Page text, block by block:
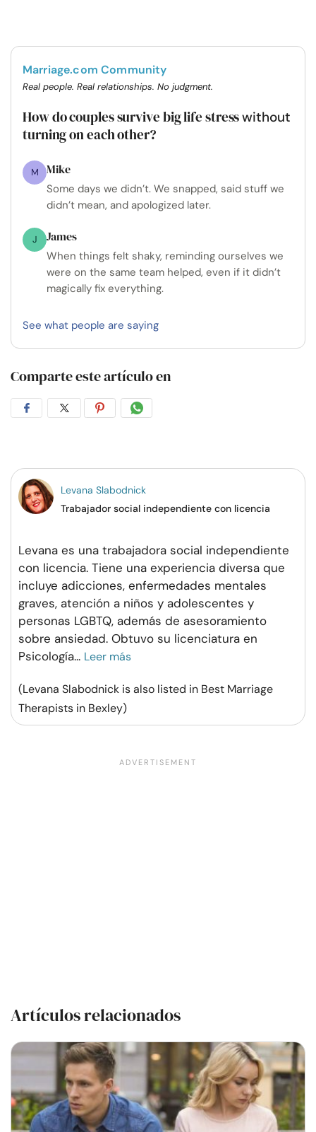
Marriage.com Community
Real people. Real relationships. No judgment.
How do couples survive big life stresswithout
turning on each other?
M Mike
Some days we didn’t. We snapped, said stuff we
didn’t mean, and apologized later.
J James
When things felt shaky, reminding ourselves we
were on the same team helped, even if it didn’t
magically fix everything.
See what people are saying
Comparte este artículo en
CompartirCompartirCompartirCompartir
Levana Slabodnick
Trabajador social independiente con licencia
Levana es una trabajadora social independiente
con licencia. Tiene una experiencia diversa que
incluye adicciones, enfermedades mentales
graves, atención a niños y adolescentes y
personas LGBTQ, además de asesoramiento
sobre ansiedad. Obtuvo su licenciatura en
Psicología... Leer más
(Levana Slabodnick is also listed in Best Marriage
Therapists in Bexley)
Artículos relacionados